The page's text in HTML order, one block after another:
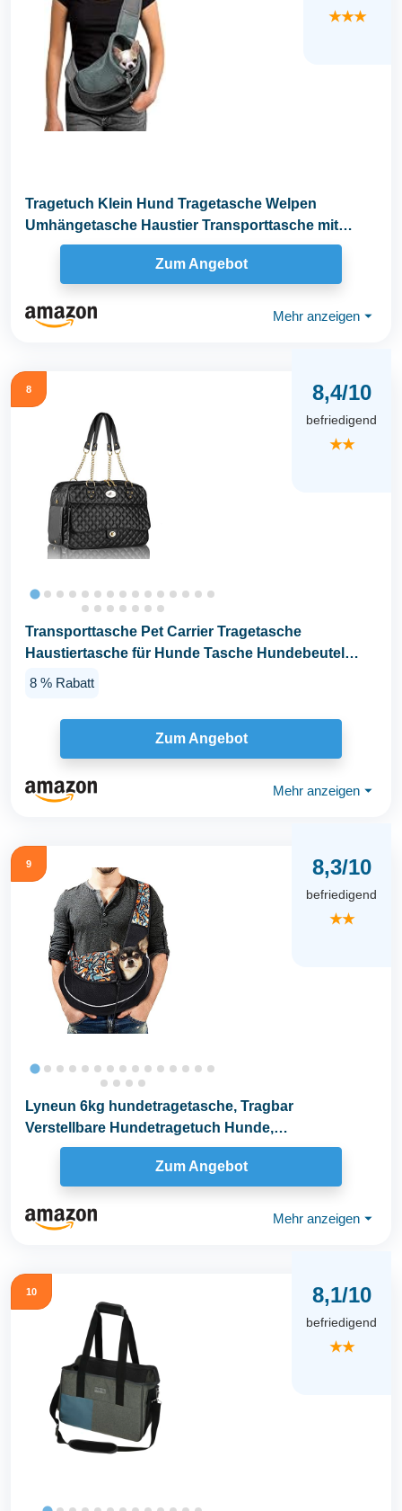
★★★
Tragetuch Klein Hund Tragetasche Welpen
Umhängetasche Haustier Transporttasche mit
Verstellbar...
Zum Angebot
Mehr anzeigen ⏷
8 8,4/10
befriedigend
★★
Transporttasche Pet Carrier Tragetasche
Haustiertasche für Hunde Tasche Hundebeutel
GB012BK
8 % Rabatt
Zum Angebot
Mehr anzeigen ⏷
9 8,3/10
befriedigend
★★
Lyneun 6kg hundetragetasche, Tragbar
Verstellbare Hundetragetuch Hunde,
Umhängetasche...
Zum Angebot
Mehr anzeigen ⏷
10 8,1/10
befriedigend
★★